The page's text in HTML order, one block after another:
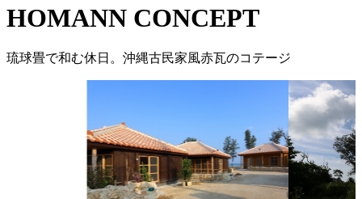
HOMANN CONCEPT
琉球畳で和む休日。沖縄古民家風赤瓦のコテージ